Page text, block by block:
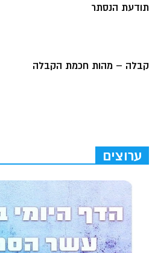
תודעת הנסתר
קבלה – מהות חכמת הקבלה
ערוצים